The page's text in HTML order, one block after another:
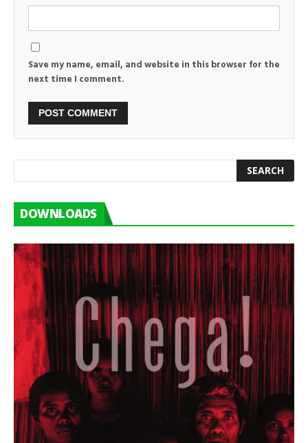
Save my name, email, and website in this browser for the
next time I comment.
DOWNLOADS